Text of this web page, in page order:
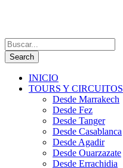
INICIO
TOURS Y CIRCUITOS
Desde Marrakech
Desde Fez
Desde Tanger
Desde Casablanca
Desde Agadir
Desde Ouarzazate
Desde Errachidia